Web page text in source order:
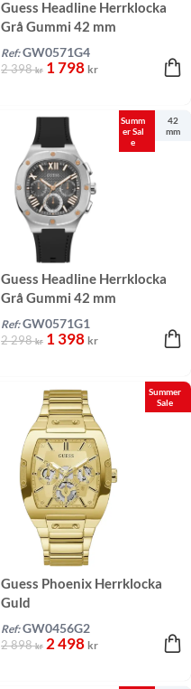
Guess Headline Herrklocka
Grå Gummi 42 mm
Ref: GW0571G4
2 398kr 1 798 kr
Summ
er Sal
e
42
mm
Guess Headline Herrklocka
Grå Gummi 42 mm
Ref: GW0571G1
2 298kr 1 398 kr
Summer
Sale
Guess Phoenix Herrklocka
Guld
Ref: GW0456G2
2 898kr 2 498 kr